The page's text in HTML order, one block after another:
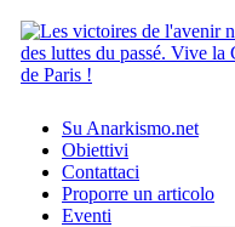
Su Anarkismo.net
Obiettivi
Contattaci
Proporre un articolo
Eventi